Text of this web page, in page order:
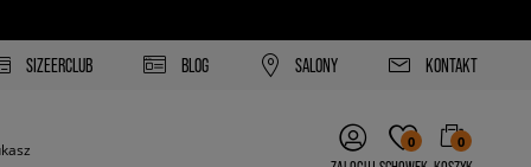
SIZEERCLUB BLOG SALONY KONTAKT
0 0